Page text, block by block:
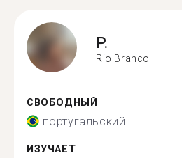
P.
Rio Branco
СВОБОДНЫЙ
португальский
ИЗУЧАЕТ